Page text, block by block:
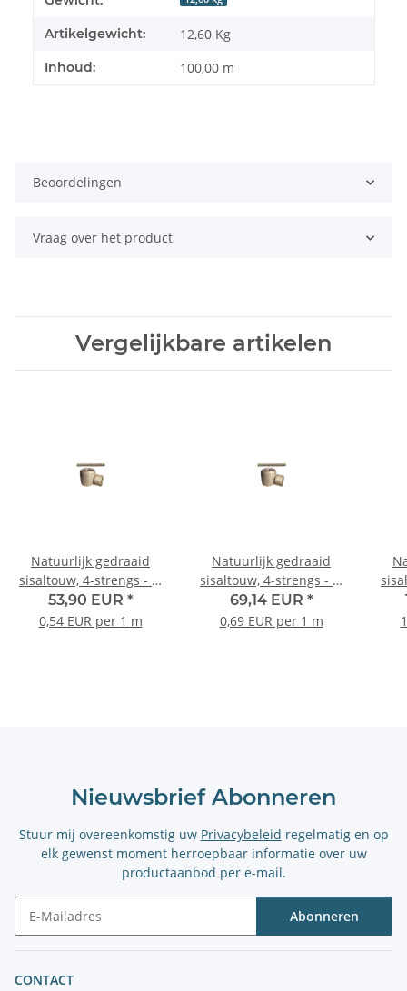
Artikelgewicht: 12,60 Kg
Inhoud: 100,00 m
Beoordelingen
Vraag over het product
Vergelijkbare artikelen
Natuurlijk gedraaid
sisaltouw, 4-strengs - Ø
8 mm - rol van 100
meter
53,90 EUR *
0,54 EUR per 1 m
Natuurlijk gedraaid
sisaltouw, 4-strengs - Ø
10 mm - rol van 100
meter
69,14 EUR *
0,69 EUR per 1 m
Nieuwsbrief Abonneren
Stuur mij overeenkomstig uw Privacybeleid regelmatig en op
elk gewenst moment herroepbaar informatie over uw
productaanbod per e-mail.
Abonneren
CONTACT